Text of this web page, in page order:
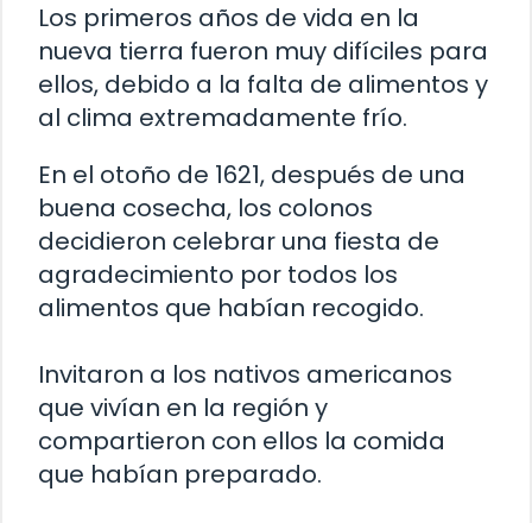
Los primeros años de vida en la
nueva tierra fueron muy difíciles para
ellos, debido a la falta de alimentos y
al clima extremadamente frío.
En el otoño de 1621, después de una
buena cosecha, los colonos
decidieron celebrar una fiesta de
agradecimiento por todos los
alimentos que habían recogido.
Invitaron a los nativos americanos
que vivían en la región y
compartieron con ellos la comida
que habían preparado.